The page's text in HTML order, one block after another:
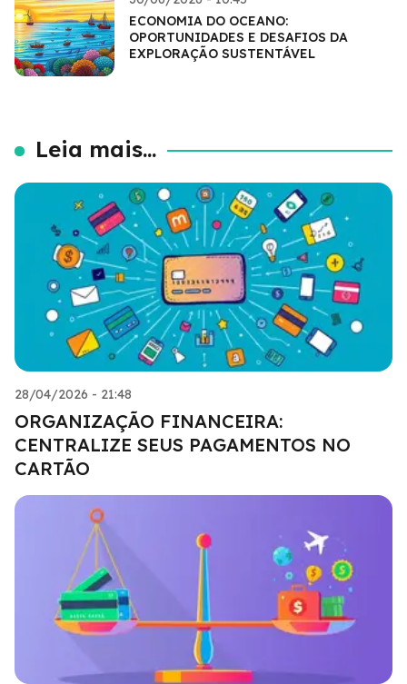
ECONOMIA DO OCEANO:
OPORTUNIDADES E DESAFIOS DA
EXPLORAÇÃO SUSTENTÁVEL
Leia mais...
28/04/2026 - 21:48
ORGANIZAÇÃO FINANCEIRA:
CENTRALIZE SEUS PAGAMENTOS NO
CARTÃO